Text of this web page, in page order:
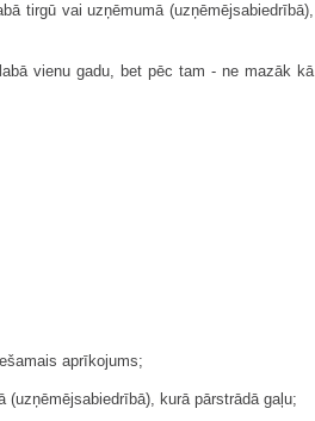
tirgū vai uzņēmumā (uzņēmējsabiedrībā),
vienu gadu, bet pēc tam - ne mazāk kā
aprīkojums;
kurā pārstrādā gaļu;